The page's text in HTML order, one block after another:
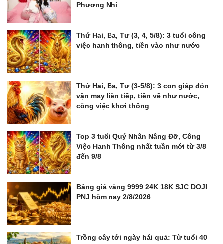
Phương Nhi
Thứ Hai, Ba, Tư (3, 4, 5/8): 3 tuổi công
việc hanh thông, tiền vào như nước
Thứ Hai, Ba, Tư (3-5/8): 3 con giáp đón
vận may liên tiếp, tiền về như nước,
công việc khơi thông
Top 3 tuổi Quý Nhân Nâng Đỡ, Công
Việc Hanh Thông nhất tuần mới từ 3/8
đến 9/8
Bảng giá vàng 9999 24K 18K SJC DOJI
PNJ hôm nay 2/8/2026
Trồng cây tới ngày hái quả: Từ tuổi 40